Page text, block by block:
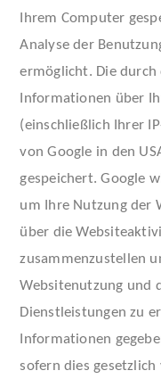
Ihrem Computer
Analyse der
ermöglicht. Die durch
Informationen über
(einschließlich Ihrer
von Google in den
gespeichert. Google
um Ihre Nutzung der
über die
zusammenzustellen
Websitenutzung und
Dienstleistungen zu
Informationen
sofern dies